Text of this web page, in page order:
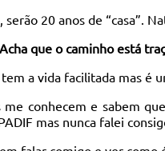
20 anos de “casa”.
que o caminho está
a vida facilitada mas é
conhecem e sabem
mas nunca falei